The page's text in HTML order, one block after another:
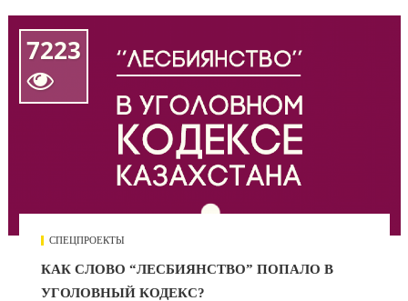
7223

СПЕЦПРОЕКТЫ
КАК СЛОВО “ЛЕСБИЯНСТВО” ПОПАЛО В
УГОЛОВНЫЙ КОДЕКС?